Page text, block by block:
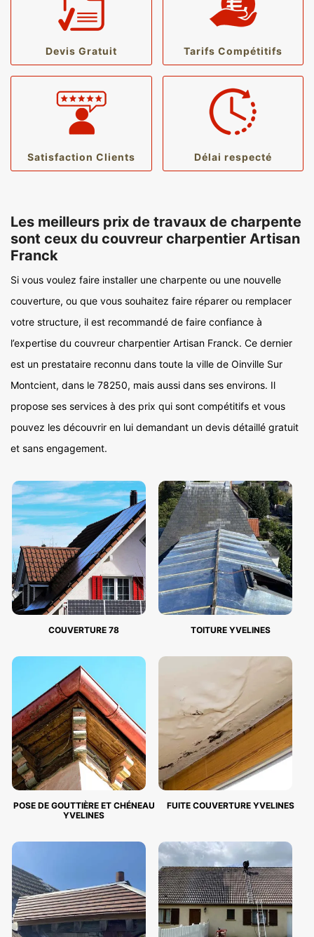
Devis Gratuit Tarifs Compétitifs
Satisfaction Clients Délai respecté
Les meilleurs prix de travaux de charpente
sont ceux du couvreur charpentier Artisan
Franck
Si vous voulez faire installer une charpente ou une nouvelle
couverture, ou que vous souhaitez faire réparer ou remplacer
votre structure, il est recommandé de faire confiance à
l’expertise du couvreur charpentier Artisan Franck. Ce dernier
est un prestataire reconnu dans toute la ville de Oinville Sur
Montcient, dans le 78250, mais aussi dans ses environs. Il
propose ses services à des prix qui sont compétitifs et vous
pouvez les découvrir en lui demandant un devis détaillé gratuit
et sans engagement.
COUVERTURE 78 TOITURE YVELINES
POSE DE GOUTTIÈRE ET CHÉNEAU
YVELINES
FUITE COUVERTURE YVELINES